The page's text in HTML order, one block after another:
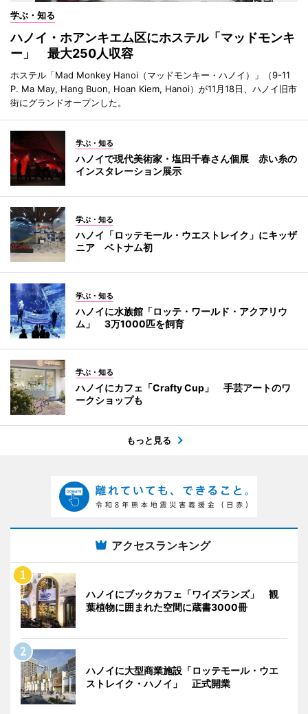
学ぶ・知る
ハノイ・ホアンキエム区にホステル「マッドモンキ
ー」 最大250人収容
ホステル「Mad Monkey Hanoi（マッドモンキー・ハノイ）」（9-11
P. Ma May, Hang Buon, Hoan Kiem, Hanoi）が11月18日、ハノイ旧市
街にグランドオープンした。
学ぶ・知る
ハノイで現代美術家・塩田千春さん個展 赤い糸の
インスタレーション展示
学ぶ・知る
ハノイ「ロッテモール・ウエストレイク」にキッザ
ニア ベトナム初
学ぶ・知る
ハノイに水族館「ロッテ・ワールド・アクアリウ
ム」 3万1000匹を飼育
学ぶ・知る
ハノイにカフェ「Crafty Cup」 手芸アートのワ
ークショップも
もっと見る
アクセスランキング
ハノイにブックカフェ「ワイズランズ」 観
葉植物に囲まれた空間に蔵書3000冊
ハノイに大型商業施設「ロッテモール・ウエ
ストレイク・ハノイ」 正式開業